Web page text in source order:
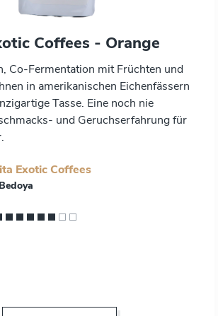
Coffees - Orange
Co-Fermentation mit Früchten und
in amerikanischen Eichenfässern
Tasse. Eine noch nie
und Geruchserfahrung für
Exotic Coffees